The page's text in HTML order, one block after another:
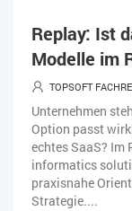
Replay: Ist
Modelle im
TOPSOFT
Unternehmen
Option passt
echtes SaaS? Im
informatics
praxisnahe
Strategie....